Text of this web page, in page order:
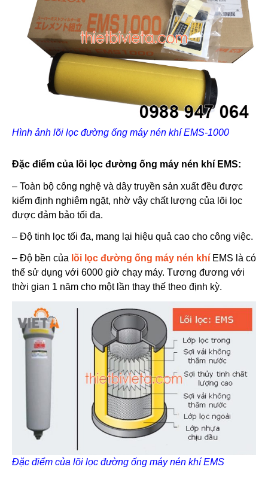
Hình ảnh lõi lọc đường ống máy nén khí EMS-1000
Đặc điểm của lõi lọc đường ống máy nén khí EMS:
– Toàn bộ công nghệ và dây truyền sản xuất đều được
kiểm định nghiêm ngặt, nhờ vậy chất lượng của lõi lọc
được đảm bảo tối đa.
– Độ tinh lọc tối đa, mang lại hiệu quả cao cho công việc.
– Độ bền của lõi lọc đường ống máy nén khí EMS là có
thể sử dụng với 6000 giờ chạy máy. Tương đương với
thời gian 1 năm cho một lần thay thế theo định kỳ.
Đặc điểm của lõi lọc đường ống máy nén khí EMS